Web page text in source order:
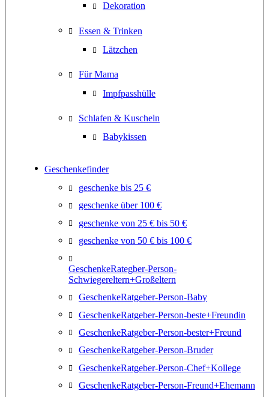
Dekoration
Essen & Trinken
Lätzchen
Für Mama
Impfpasshülle
Schlafen & Kuscheln
Babykissen
Geschenkefinder
geschenke bis 25 €
geschenke über 100 €
geschenke von 25 € bis 50 €
geschenke von 50 € bis 100 €
GeschenkeRategber-Person-
Schwiegereltern+Großeltern
GeschenkeRatgeber-Person-Baby
GeschenkeRatgeber-Person-beste+Freundin
GeschenkeRatgeber-Person-bester+Freund
GeschenkeRatgeber-Person-Bruder
GeschenkeRatgeber-Person-Chef+Kollege
GeschenkeRatgeber-Person-Freund+Ehemann